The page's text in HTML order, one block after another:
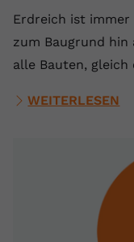
Erdreich ist immer
zum Baugrund
alle Bauten,
WEITERLESEN